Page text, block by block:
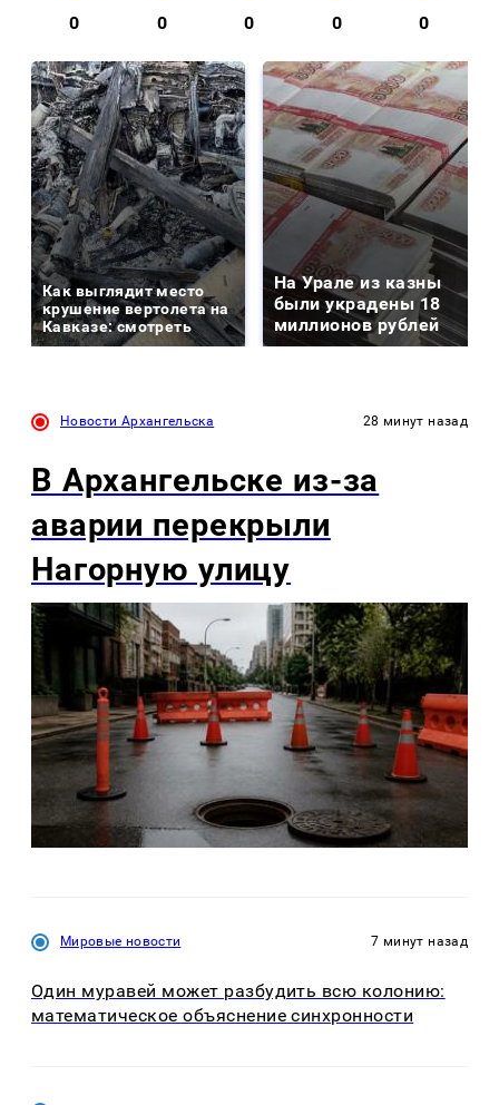
0 0 0 0 0
Как выглядит место
крушение вертолета на
Кавказе: смотреть
На Урале из казны
были украдены 18
миллионов рублей
Новости Архангельска 28 минут назад
В Архангельске из-за
аварии перекрыли
Нагорную улицу
Мировые новости 7 минут назад
Один муравей может разбудить всю колонию:
математическое объяснение синхронности